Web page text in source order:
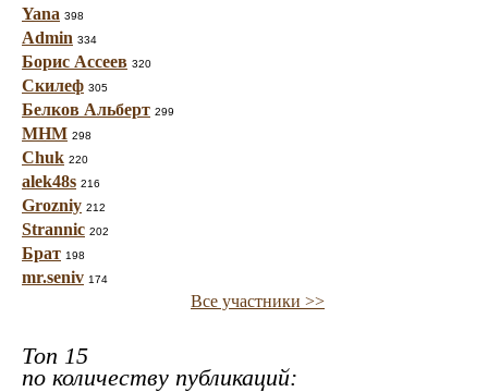
Yana 398
Admin 334
Борис Ассеев 320
Скилеф 305
Белков Альберт 299
МНМ 298
Chuk 220
alek48s 216
Grozniy 212
Strannic 202
Брат 198
mr.seniv 174
Все участники >>
Топ 15
по количеству публикаций: